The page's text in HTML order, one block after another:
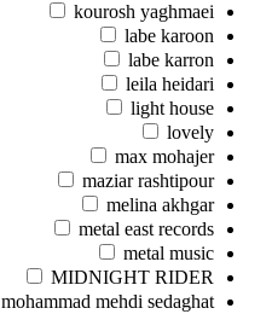
kourosh yaghmaei
labe karoon
labe karron
leila heidari
light house
lovely
max mohajer
maziar rashtipour
melina akhgar
metal east records
metal music
MIDNIGHT RIDER
mohammad mehdi sedaghat